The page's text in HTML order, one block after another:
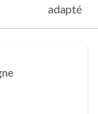
adapté